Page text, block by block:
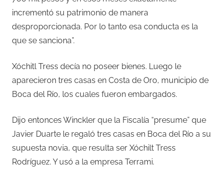
incrementó su patrimonio de manera
desproporcionada. Por lo tanto esa conducta es la
que se sanciona”.
Xóchitl Tress decía no poseer bienes. Luego le
aparecieron tres casas en Costa de Oro, municipio de
Boca del Río, los cuales fueron embargados.
Dijo entonces Winckler que la Fiscalía “presume” que
Javier Duarte le regaló tres casas en Boca del Río a su
supuesta novia, que resulta ser Xóchilt Tress
Rodríguez. Y usó a la empresa Terrami.